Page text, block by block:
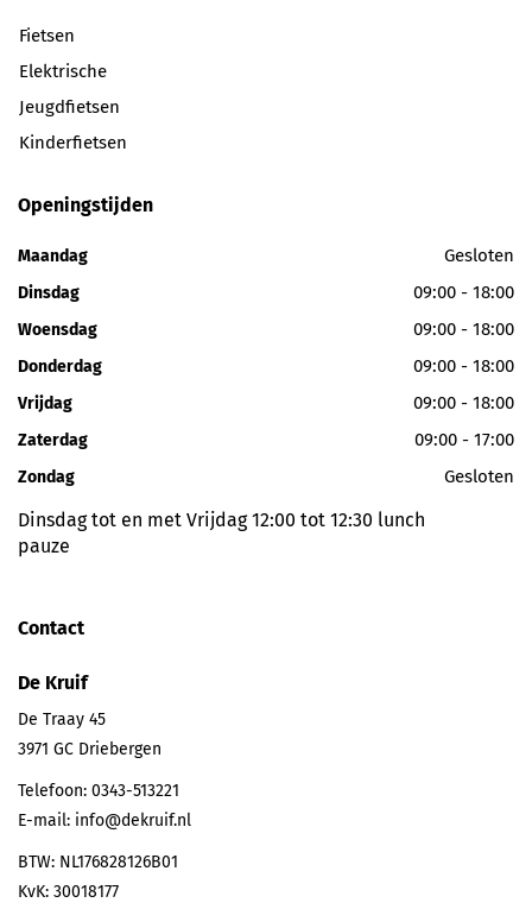
Fietsen
Elektrische
Jeugdfietsen
Kinderfietsen
Openingstijden
Maandag Gesloten
Dinsdag 09:00 - 18:00
Woensdag 09:00 - 18:00
Donderdag 09:00 - 18:00
Vrijdag 09:00 - 18:00
Zaterdag 09:00 - 17:00
Zondag Gesloten
Dinsdag tot en met Vrijdag 12:00 tot 12:30 lunch
pauze
Contact
De Kruif
De Traay 45
3971 GC Driebergen
Telefoon: 0343-513221
E-mail: info@dekruif.nl
BTW: NL176828126B01
KvK: 30018177